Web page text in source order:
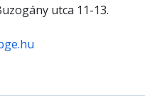
utca 11-13.